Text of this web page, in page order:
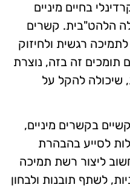
בחיים מיניים
הלהט"בית. קשרים
לתמיכה רגשית ולחיזוק
תומכים זה בזה, נוצרת
שיכולה להקל על
בקשרים מיניים,
לסייע בהבהרת
ליצור רשת תמיכה
לשתף תובנות ולבחון